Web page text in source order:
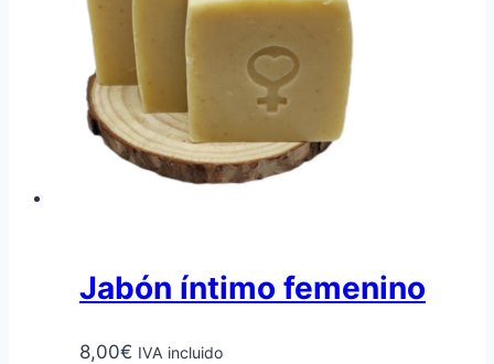
Jabón íntimo femenino
8,00€ IVA incluido